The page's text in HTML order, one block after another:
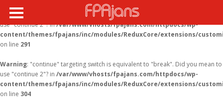
Warning
: "continue" targeting switch is equivalent to "break". Did you mean to
use "continue 2"? in/var/www/vhosts/fpajans.com/httpdocs/wp-
content/themes/fpajans/inc/modules/ReduxCore/extensions/
on line 291
Warning: "continue" targeting switch is equivalent to "break". Did you mean to
use "continue 2"? in /var/www/vhosts/fpajans.com/httpdocs/wp-
content/themes/fpajans/inc/modules/ReduxCore/extensions/
on line 304